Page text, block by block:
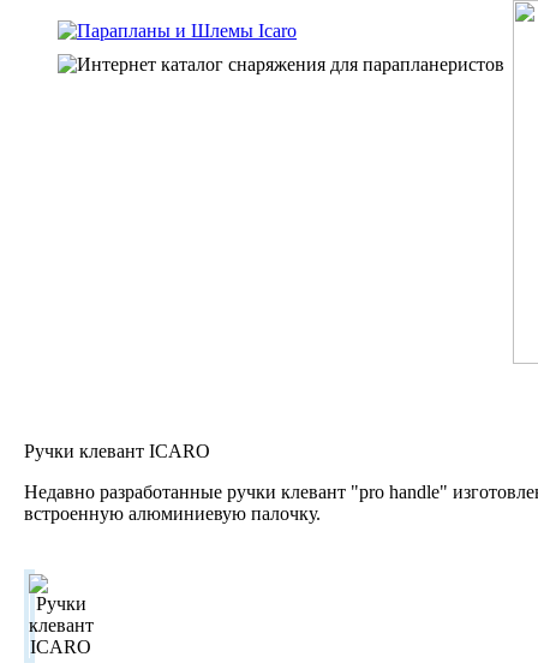
Ручки клевант ICARO
Недавно разработанные ручки клевант "pro handle"
встроенную алюминиевую палочку.